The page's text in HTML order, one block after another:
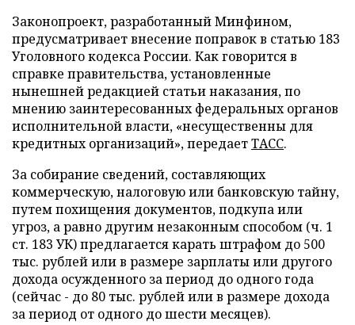
Законопроект, разработанный Минфином,
предусматривает внесение поправок в статью 183
Уголовного кодекса России. Как говорится в
справке правительства, установленные
нынешней редакцией статьи наказания, по
мнению заинтересованных федеральных органов
исполнительной власти, «несущественны для
кредитных организаций», передаетТАСС.
За собирание сведений, составляющих
коммерческую, налоговую или банковскую тайну,
путем похищения документов, подкупа или
угроз, а равно другим незаконным способом (ч. 1
ст. 183 УК) предлагается карать штрафом до 500
тыс. рублей или в размере зарплаты или другого
дохода осужденного за период до одного года
(сейчас - до 80 тыс. рублей или в размере дохода
за период от одного до шести месяцев).